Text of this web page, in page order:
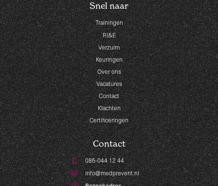
Snel naar
Trainingen
RI&E
Verzuim
Keuringen
Over ons
Vacatures
Contact
Klachten
Certificeringen
Contact
085-044 12 44
info@medprevent.nl